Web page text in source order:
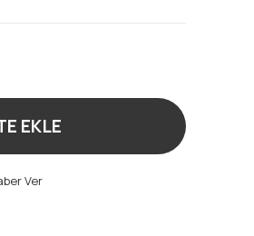
EKLE
Ver